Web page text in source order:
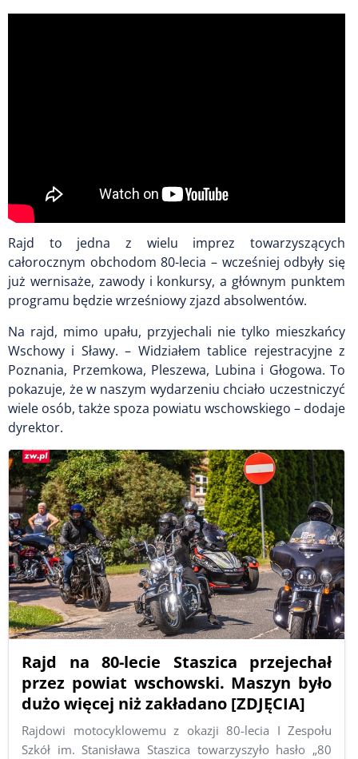
Rajd to jedna z wielu imprez towarzyszących
całorocznym obchodom 80-lecia – wcześniej odbyły się
już wernisaże, zawody i konkursy, a głównym punktem
programu będzie wrześniowy zjazd absolwentów.
Na rajd, mimo upału, przyjechali nie tylko mieszkańcy
Wschowy i Sławy. – Widziałem tablice rejestracyjne z
Poznania, Przemkowa, Pleszewa, Lubina i Głogowa. To
pokazuje, że w naszym wydarzeniu chciało uczestniczyć
wiele osób, także spoza powiatu wschowskiego – dodaje
dyrektor.
Rajd na 80-lecie Staszica przejechał
przez powiat wschowski. Maszyn było
dużo więcej niż zakładano [ZDJĘCIA]
Rajdowi motocyklowemu z okazji 80-lecia I Zespołu
Szkół im. Stanisława Staszica towarzyszyło hasło „80